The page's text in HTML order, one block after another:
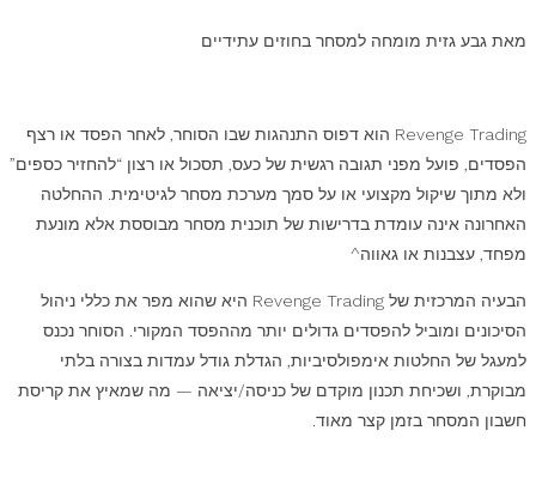
מאת גבע גזית מומחה למסחר בחוזים עתידיים
Revenge Trading הוא דפוס התנהגות שבו הסוחר, לאחר הפסד או רצף
הפסדים, פועל מפני תגובה רגשית של כעס, תסכול או רצון “להחזיר כספים”
ולא מתוך שיקול מקצועי או על סמך מערכת מסחר לגיטימית. ההחלטה
האחרונה אינה עומדת בדרישות של תוכנית מסחר מבוססת אלא מונעת
מפחד, עצבנות או גאווה^
הבעיה המרכזית של Revenge Trading היא שהוא מפר את כללי ניהול
הסיכונים ומוביל להפסדים גדולים יותר מההפסד המקורי. הסוחר נכנס
למעגל של החלטות אימפולסיביות, הגדלת גודל עמדות בצורה בלתי
מבוקרת, ושכיחת תכנון מוקדם של כניסה/יציאה — מה שמאיץ את קריסת
חשבון המסחר בזמן קצר מאוד.